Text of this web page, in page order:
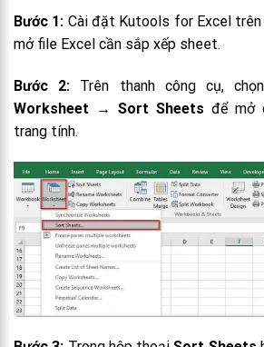
Bước 1: Cài đặt Kutools for Excel trên
mở file Excel cần sắp xếp sheet.
Bước 2: Trên thanh công cụ,
Worksheet → Sort Sheets để mở
trang tính.